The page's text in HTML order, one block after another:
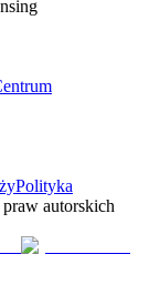
Polityka
autorskich